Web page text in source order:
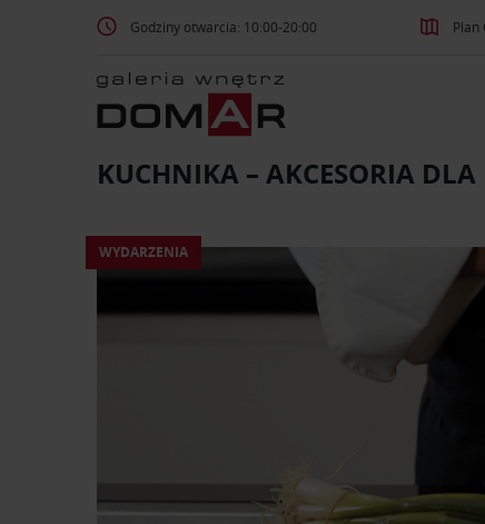
Godziny otwarcia: 10:00-20:00 Plan
KUCHNIKA – AKCESORIA
WYDARZENIA